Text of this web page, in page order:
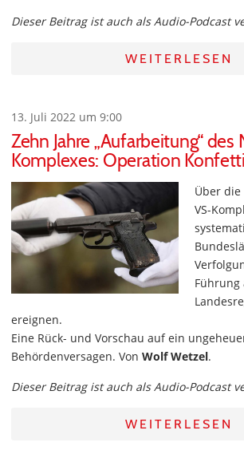
Dieser Beitrag ist auch als Audio-Podcast
WEITERLESEN
13. Juli 2022 um 9:00
Zehn Jahre „Aufarbeitung“ des
Komplexes: Operation
Über die
VS-
Führung
ereignen.
Eine Rück- und Vorschau auf ein
Behördenversagen. Von Wolf Wetzel.
Dieser Beitrag ist auch als Audio-Podcast
WEITERLESEN